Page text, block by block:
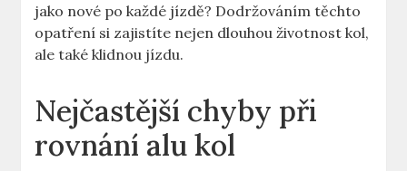
jako nové po každé jízdě? Dodržováním těchto
opatření si zajistíte nejen dlouhou životnost kol,
ale také klidnou jízdu.
Nejčastější chyby při
rovnání alu kol